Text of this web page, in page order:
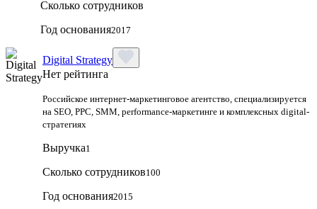
Сколько сотрудников
Год основания2017
Digital Strategy
Нет рейтинга
Российское интернет-маркетинговое агентство, специализируется
на SEO, PPC, SMM, performance-маркетинге и комплексных digital-
стратегиях
Выручка1
Сколько сотрудников100
Год основания2015